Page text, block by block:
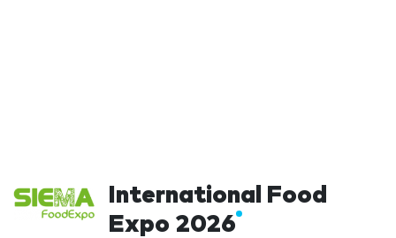
International Food
Expo 2026